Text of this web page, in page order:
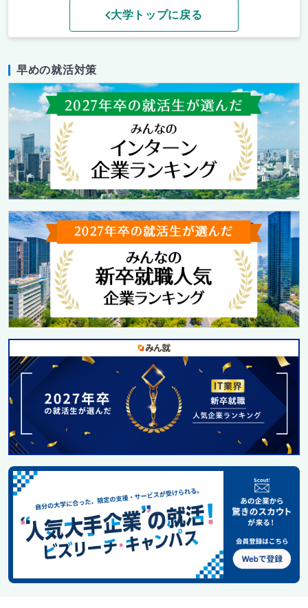
大学トップに戻る
早めの就活対策